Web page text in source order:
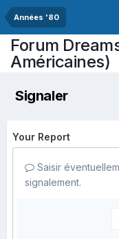
Années '80
Forum
Américaines)
Signaler
Your Report
Saisir
signalement.